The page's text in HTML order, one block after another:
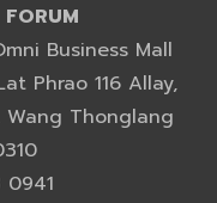
Business Mall
Phrao 116 Allay,
Wang Thonglang
0941